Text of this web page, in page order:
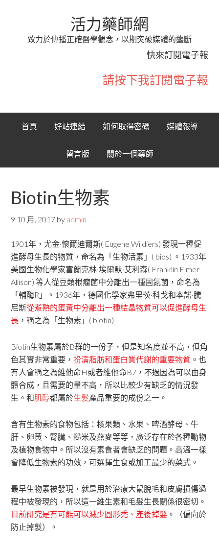
活力藥師網
致力於傳播正確醫學觀念，以期突破媒體的壟斷
快來訂閱電子報
請按下我訂閱電子報
首頁 好站連結 如何取得密碼 媒體報導
留言版 關於一個藥師
Biotin生物素
9 10 月, 2017 by admin
1901年，尤金·懷爾迪爾斯( Eugene Wildiers) 發現一種促
進酵母生長的物質，命名為「生物活素」( bios) 。1933年
美國生物化學家富蘭克林·埃爾默·艾利森( Franklin Elmer
Allison) 等人從豆類根瘤菌中分離出一種固氮菌，命名為
「輔酶R」。1936年，德國化學家弗里茨·科戈和本諾·騰
尼斯從煮熟的蛋黃中分離出一種結晶物質可以促進酵母生
長 ，稱之為「生物素」( biotin)
Biotin生物素屬於B群的一份子，但是知名度並不高，但角
色其實非常重要，扮演脂肪和蛋白質代謝的重要物質 。也
有人會稱之為維他命H或者維他命B7，不過因為可以由身
體合成，且需要的量不高，所以比較少有缺乏的情況發
生。和肌醇都屬於生髮產品重要的成份之一。
含有生物素的食物包括：核果類、水果、啤酒酵母、牛
肝、卵黃、腎臟、糙米及燕麥等等，廣泛存在於各種動物
及植物食物中。所以沒有素食者會缺乏的問題。高溫一樣
會降低生物素的功效，可選擇生食或加工最少的菜式。
最早生物素被發現，就是用於治療大鼠脫毛和皮膚損傷過
程中被發現的，所以這一維生素和毛髮生長關係很密切。
目前研究是有可能可以減少圓形禿、產後掉髮 。（偏向於
防止掉髮）。